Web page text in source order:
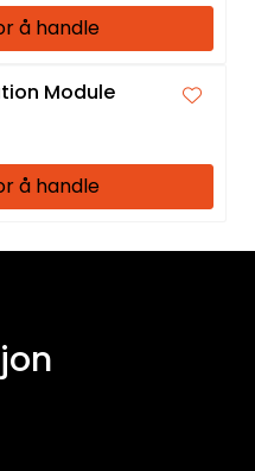
å handle
Module
å handle